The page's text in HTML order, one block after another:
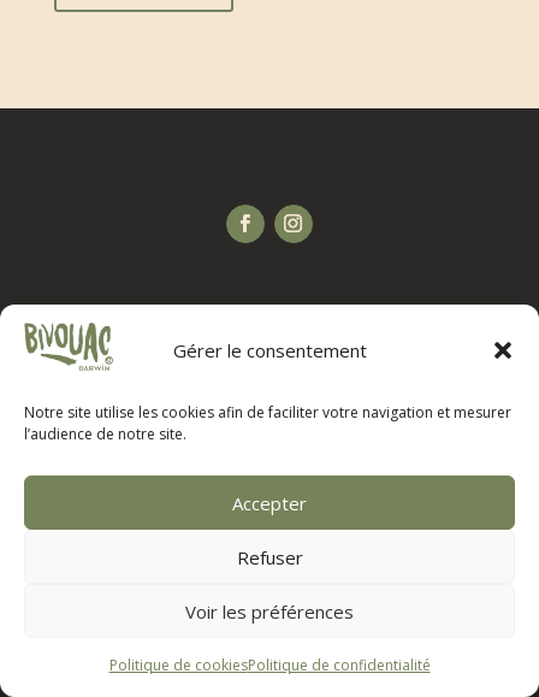
Gérer le consentement
Notre site utilise les cookies afin de faciliter votre navigation et mesurer
l’audience de notre site.
Accepter
Refuser
Voir les préférences
Politique de cookiesPolitique de confidentialité
L’actualité